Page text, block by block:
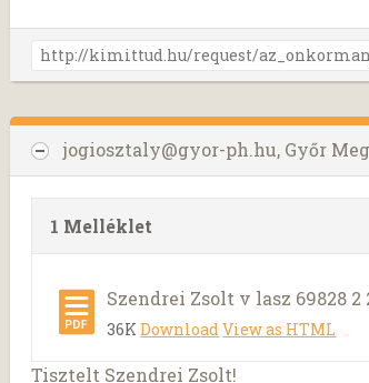
jogiosztaly@gyor-ph.hu, Győr
1 Melléklet
Szendrei Zsolt v lasz 69828 2
36KDownload View as HTML
Tisztelt Szendrei Zsolt!